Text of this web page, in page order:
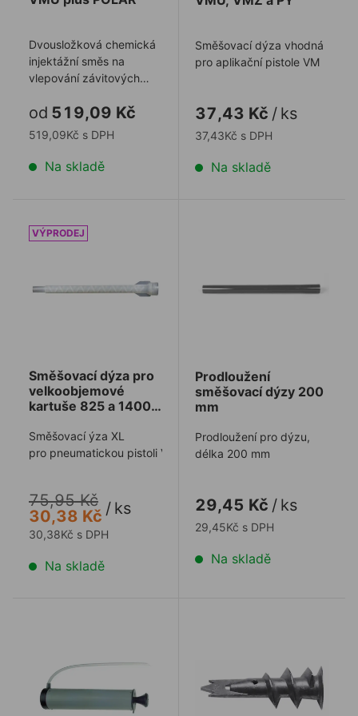
Dvousložková chemická
injektážní směs na
vlepování závitových
od 519,09 Kč
519,09Kč s DPH
Na skladě
Směšovací dýza vhodná
pro aplikační pistole VM
37,43 Kč / ks
37,43Kč s DPH
Na skladě
Směšovací dýza pro velkoobjemové kartuše 825 a
Směšovací dýza pro
velkoobjemové
kartuše 825 a 1400
Směšovací ýza XL
pro pneumatickou pistoli VME1400
75,95 Kč
30,38 Kč / ks
30,38Kč s DPH
Na skladě
Prodloužení
směšovací dýzy 200
mm
Prodloužení pro dýzu,
délka 200 mm
29,45 Kč / ks
29,45Kč s DPH
Na skladě